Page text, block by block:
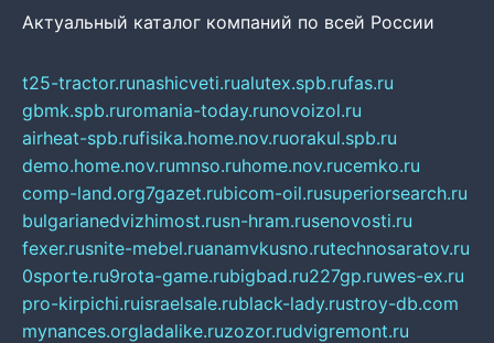
Актуальный каталог компаний по всей России
t25-tractor.runashicveti.rualutex.spb.rufas.ru
gbmk.spb.ruromania-today.runovoizol.ru
airheat-spb.rufisika.home.nov.ruorakul.spb.ru
demo.home.nov.rumnso.ruhome.nov.rucemko.ru
comp-land.org7gazet.rubicom-oil.rusuperiorsearch.ru
bulgarianedvizhimost.rusn-hram.rusenovosti.ru
fexer.rusnite-mebel.ruanamvkusno.rutechnosaratov.ru
0sporte.ru9rota-game.rubigbad.ru227gp.ruwes-ex.ru
pro-kirpichi.ruisraelsale.rublack-lady.rustroy-db.com
mynances.orgladalike.ruzozor.rudvigremont.ru